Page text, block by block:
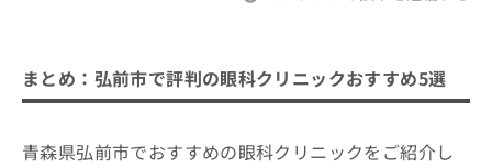
まとめ：弘前市で評判の眼科クリニックおすすめ5選
青森県弘前市でおすすめの眼科クリニックをご紹介し